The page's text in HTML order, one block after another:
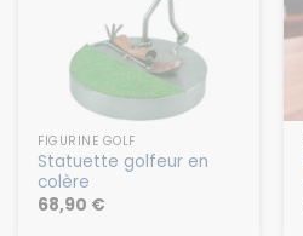
FIGURINE GOLF
Statuette golfeur en
colère
68,90 €